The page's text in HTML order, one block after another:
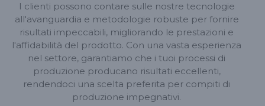
I clienti possono contare sulle nostre tecnologie
all'avanguardia e metodologie robuste per fornire
risultati impeccabili, migliorando le prestazioni e
l'affidabilità del prodotto. Con una vasta esperienza
nel settore, garantiamo che i tuoi processi di
produzione producano risultati eccellenti,
rendendoci una scelta preferita per compiti di
produzione impegnativi.